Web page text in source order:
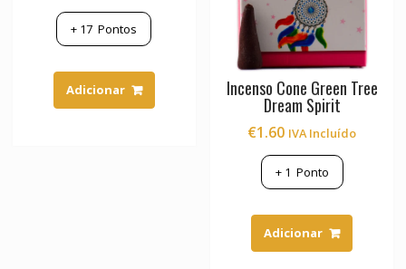
+ 17 Pontos
Adicionar Incenso Cone Green Tree
Dream Spirit
€1.60 IVA Incluído
+ 1 Ponto
Adicionar